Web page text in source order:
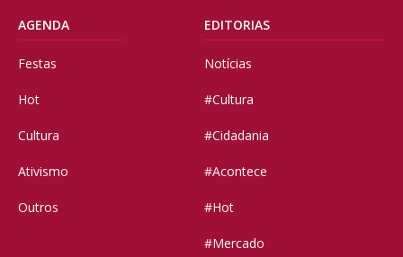
AGENDA
Festas
Hot
Cultura
Ativismo
Outros
EDITORIAS
Notícias
#Cultura
#Cidadania
#Acontece
#Hot
#Mercado